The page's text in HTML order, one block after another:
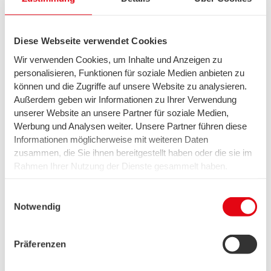
Diese Webseite verwendet Cookies
Wir verwenden Cookies, um Inhalte und Anzeigen zu
personalisieren, Funktionen für soziale Medien anbieten zu
können und die Zugriffe auf unsere Website zu analysieren.
Außerdem geben wir Informationen zu Ihrer Verwendung
unserer Website an unsere Partner für soziale Medien,
Werbung und Analysen weiter. Unsere Partner führen diese
Informationen möglicherweise mit weiteren Daten
zusammen, die Sie ihnen bereitgestellt haben oder die sie im
Rahmen Ihrer Nutzung der Dienste gesammelt haben.
existiert. Das birgt das Risiko des unbemerkten Zugriffs
durch Behörden, das Fehlen von Betroffenenrechten,
Daten.
Notwendig
Präferenzen
T 0471 477-1234
Postfach 10 12 80
Günstiger Strompreis durch flexiblen
Meetings, Geschäftsreisen, Mitarbeiterführung: Klar,